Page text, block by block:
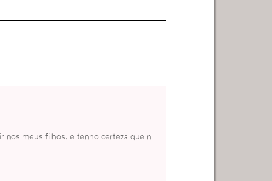
nos meus filhos, e tenho certeza que n